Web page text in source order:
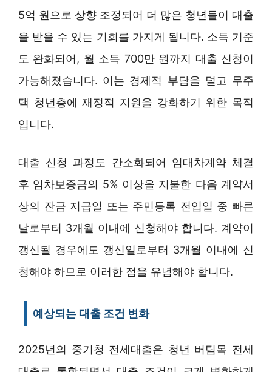
5억 원으로 상향 조정되어 더 많은 청년들이 대출
을 받을 수 있는 기회를 가지게 됩니다. 소득 기준
도 완화되어, 월 소득 700만 원까지 대출 신청이
가능해졌습니다. 이는 경제적 부담을 덜고 무주
택 청년층에 재정적 지원을 강화하기 위한 목적
입니다.
대출 신청 과정도 간소화되어 임대차계약 체결
후 임차보증금의 5% 이상을 지불한 다음 계약서
상의 잔금 지급일 또는 주민등록 전입일 중 빠른
날로부터 3개월 이내에 신청해야 합니다. 계약이
갱신될 경우에도 갱신일로부터 3개월 이내에 신
청해야 하므로 이러한 점을 유념해야 합니다.
예상되는 대출 조건 변화
2025년의 중기청 전세대출은 청년 버팀목 전세